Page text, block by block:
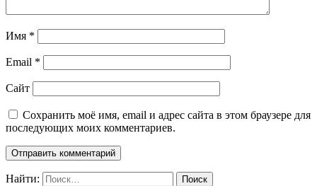
Имя *
Email *
Сайт
Сохранить моё имя, email и адрес сайта в этом браузере для
последующих моих комментариев.
Найти: